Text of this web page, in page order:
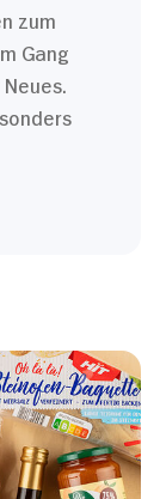
zum
Gang